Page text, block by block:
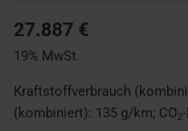
27.887 €
19% MwSt.
Kraftstoffverbrauch
(kombiniert): 135 g/km; CO2